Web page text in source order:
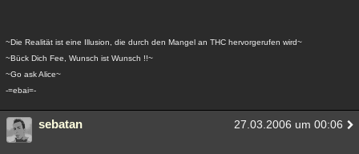
~Die Realität ist eine Illusion, die durch den Mangel an THC hervorgerufen wird~
~Bück Dich Fee, Wunsch ist Wunsch !!~
~Go ask Alice~
-=ebai=-
sebatan 27.03.2006 um 00:06